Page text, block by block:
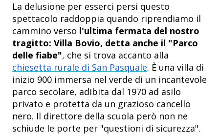
La delusione per esserci persi questo
spettacolo raddoppia quando riprendiamo il
cammino verso l'ultima fermata del nostro
tragitto: Villa Bovio, detta anche il "Parco
delle fiabe", che si trova accanto alla
chiesetta rurale di San Pasquale. È una villa di
inizio 900 immersa nel verde di un incantevole
parco secolare, adibita dal 1970 ad asilo
privato e protetta da un grazioso cancello
nero. Il direttore della scuola però non ne
schiude le porte per "questioni di sicurezza".